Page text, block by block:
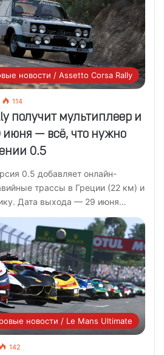
новости / Assetto Corsa Rally
114
получит мультиплеер и
июня — всё, что нужно
0.5
0.5 добавляет онлайн-
трассы в Греции (22 км) и
Дата выхода — 29 июня…
новости / Le Mans Ultimate
142